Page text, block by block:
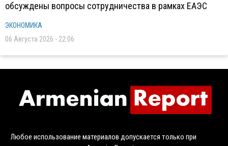
обсуждены вопросы сотрудничества в рамках ЕАЭС
ЭКОНОМИКА
06 Августа 2026 - 22:06
Любое использование материалов допускается только при